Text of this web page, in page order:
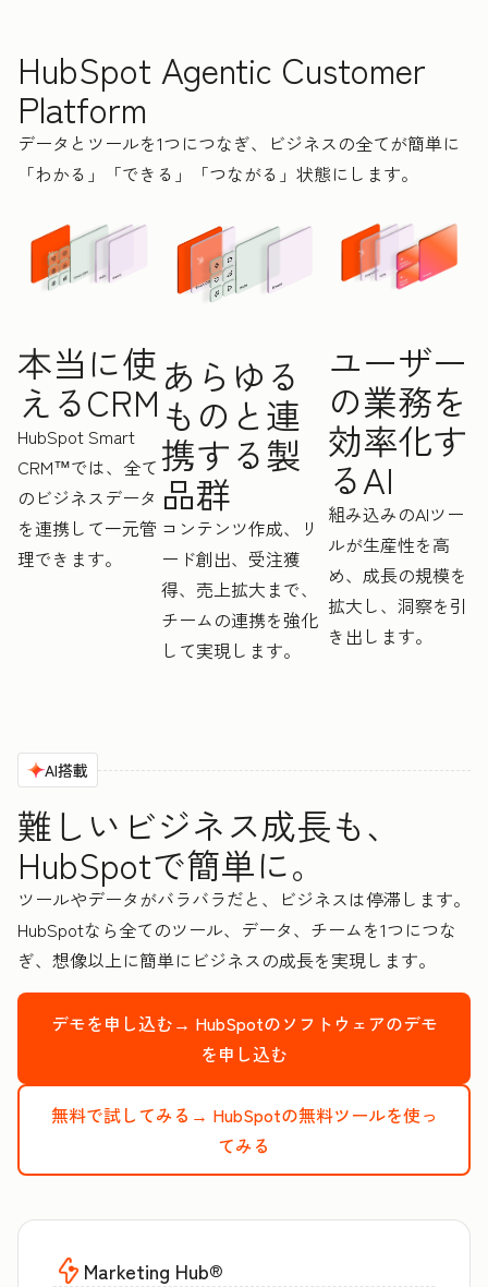
HubSpot Agentic Customer
Platform
データとツールを1つにつなぎ、ビジネスの全てが簡単に
「わかる」「できる」「つながる」状態にします。
本当に使
えるCRM
HubSpot Smart
CRM™では、全て
のビジネスデータ
を連携して一元管
理できます。
あらゆる
ものと連
携する製
品群
コンテンツ作成、リ
ード創出、受注獲
得、売上拡大まで、
チームの連携を強化
して実現します。
ユーザー
の業務を
効率化す
るAI
組み込みのAIツー
ルが生産性を高
め、成長の規模を
拡大し、洞察を引
き出します。
AI搭載
難しいビジネス成長も、
HubSpotで簡単に。
ツールやデータがバラバラだと、ビジネスは停滞します。
HubSpotなら全てのツール、データ、チームを1つにつな
ぎ、想像以上に簡単にビジネスの成長を実現します。
デモを申し込む→ HubSpotのソフトウェアのデモ
を申し込む
無料で試してみる→ HubSpotの無料ツールを使っ
てみる
Marketing Hub®